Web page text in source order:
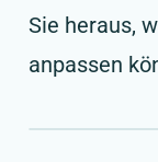
Sie heraus,
anpassen